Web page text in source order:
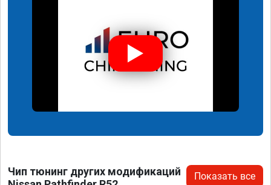
Чип тюнинг других модификаций
Показать все